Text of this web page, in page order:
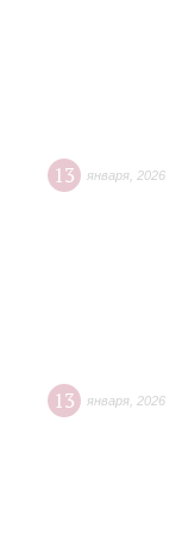
13 января 2026
13 января 2026